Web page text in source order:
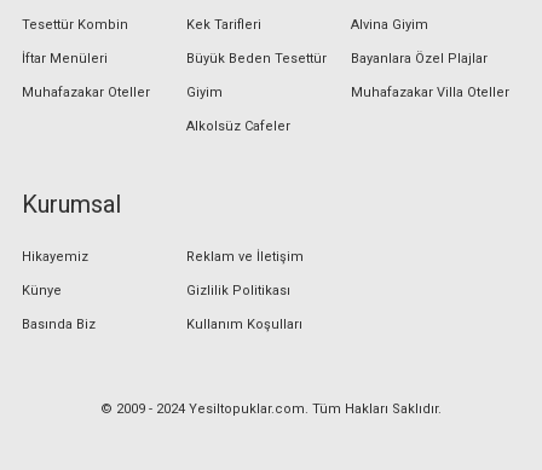
Tesettür Kombin
İftar Menüleri
Muhafazakar Oteller
Kek Tarifleri
Büyük Beden Tesettür
Giyim
Alkolsüz Cafeler
Alvina Giyim
Bayanlara Özel Plajlar
Muhafazakar Villa Oteller
Kurumsal
Hikayemiz
Künye
Basında Biz
Reklam ve İletişim
Gizlilik Politikası
Kullanım Koşulları
© 2009 - 2024 Yesiltopuklar.com. Tüm Hakları Saklıdır.